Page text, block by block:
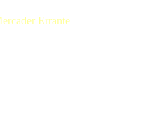
Errante